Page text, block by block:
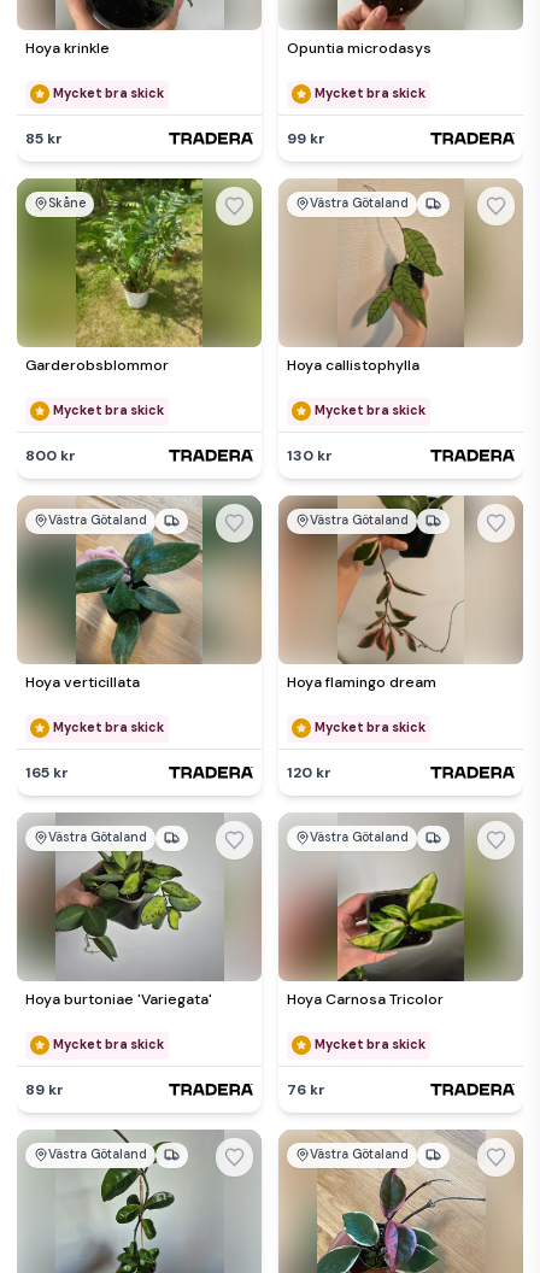
Hoya krinkle
Mycket bra skick
85 kr
Opuntia microdasys
Mycket bra skick
99 kr
Skåne
Garderobsblommor
Mycket bra skick
800 kr
Västra Götaland
Hoya callistophylla
Mycket bra skick
130 kr
Västra Götaland
Hoya verticillata
Mycket bra skick
165 kr
Västra Götaland
Hoya flamingo dream
Mycket bra skick
120 kr
Västra Götaland
Hoya burtoniae 'Variegata'
Mycket bra skick
89 kr
Västra Götaland
Hoya Carnosa Tricolor
Mycket bra skick
76 kr
Västra Götaland Västra Götaland